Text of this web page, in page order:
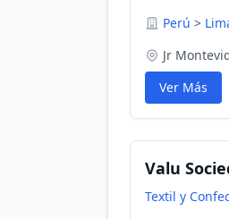
Perú >
Jr
Ver Más
Valu
Textil y